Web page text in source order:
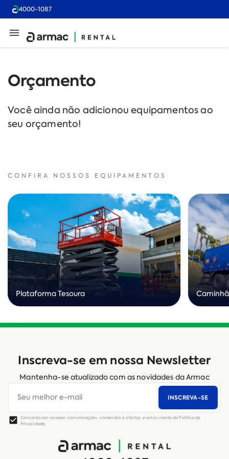
4000-1087
Orçamento
Você ainda não adicionou equipamentos ao
seu orçamento!
CONFIRA NOSSOS EQUIPAMENTOS
Plataforma Tesoura
Inscreva-se em nossa Newsletter
Mantenha-se atualizado com as novidades da Armac
INSCREVA-SE
Concordo em receber comunicações, conteúdos e ofertas, e estou ciente da Política de
Privacidade.